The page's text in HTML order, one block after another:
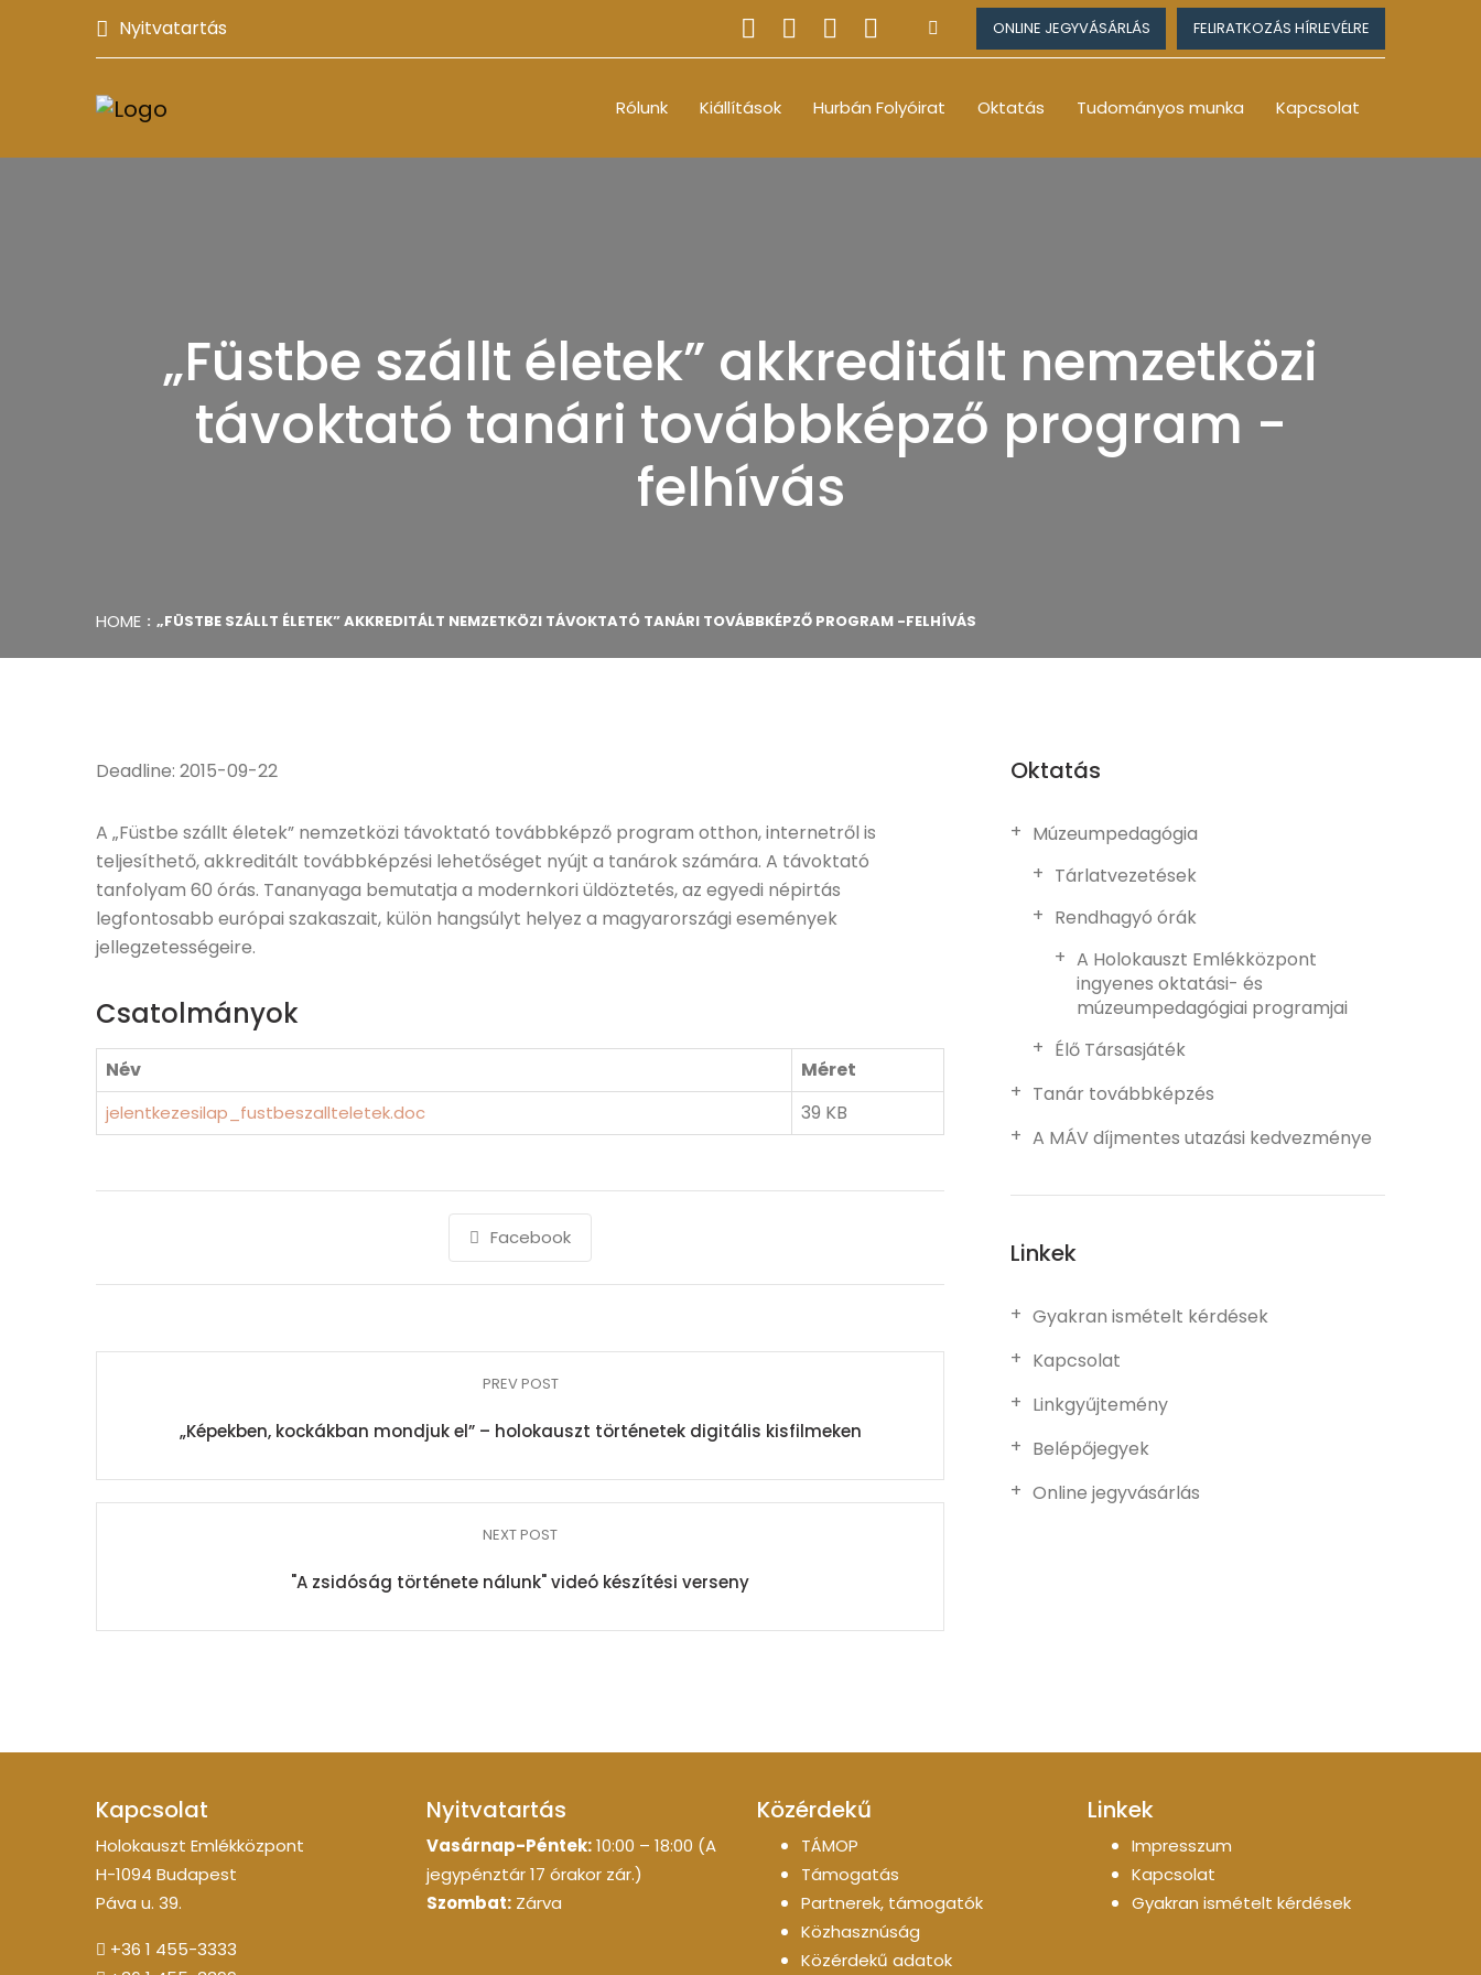
Nyitvatartás ONLINE JEGYVÁSÁRLÁS FELIRATKOZÁS HÍRLEVÉLRE
Rólunk Kiállítások Hurbán Folyóirat Oktatás Tudományos munka Kapcsolat
„Füstbe szállt életek” akkreditált nemzetközi
távoktató tanári továbbképző program -
felhívás
HOME „FÜSTBE SZÁLLT ÉLETEK” AKKREDITÁLT NEMZETKÖZI TÁVOKTATÓ TANÁRI TOVÁBBKÉPZŐ PROGRAM -FELHÍVÁS
Deadline: 2015-09-22
A „Füstbe szállt életek” nemzetközi távoktató továbbképző program otthon, internetről is
teljesíthető, akkreditált továbbképzési lehetőséget nyújt a tanárok számára. A távoktató
tanfolyam 60 órás. Tananyaga bemutatja a modernkori üldöztetés, az egyedi népirtás
legfontosabb európai szakaszait, külön hangsúlyt helyez a magyarországi események
jellegzetességeire.
Csatolmányok
Név Méret
jelentkezesilap_fustbeszallteletek.doc 39 KB
Facebook
PREV POST
„Képekben, kockákban mondjuk el” – holokauszt történetek digitális kisfilmeken
NEXT POST
"A zsidóság története nálunk" videó készítési verseny
Oktatás
Múzeumpedagógia
Tárlatvezetések
Rendhagyó órák
A Holokauszt Emlékközpont
ingyenes oktatási- és
múzeumpedagógiai programjai
Élő Társasjáték
Tanár továbbképzés
A MÁV díjmentes utazási kedvezménye
Linkek
Gyakran ismételt kérdések
Kapcsolat
Linkgyűjtemény
Belépőjegyek
Online jegyvásárlás
Kapcsolat
Holokauszt Emlékközpont
H-1094 Budapest
Páva u. 39.
+36 1 455-3333
Nyitvatartás
Vasárnap-Péntek:10:00 – 18:00 (A
jegypénztár 17 órakor zár.)
Szombat: Zárva
Közérdekű
TÁMOP
Támogatás
Partnerek, támogatók
Közhasznúság
Közérdekű adatok
Linkek
Impresszum
Kapcsolat
Gyakran ismételt kérdések